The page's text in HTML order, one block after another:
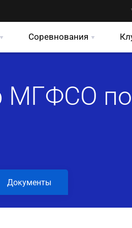
Соревнования
МГФСО по
Документы